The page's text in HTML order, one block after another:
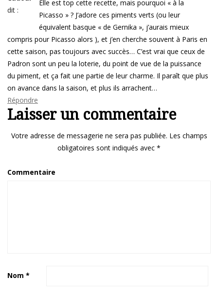
dit :
Elle est top cette recette, mais pourquoi « à la
Picasso » ? J’adore ces piments verts (ou leur
équivalent basque « de Gernika », j’aurais mieux
compris pour Picasso alors ), et j’en cherche souvent à Paris en
cette saison, pas toujours avec succès… C’est vrai que ceux de
Padron sont un peu la loterie, du point de vue de la puissance
du piment, et ça fait une partie de leur charme. Il paraît que plus
on avance dans la saison, et plus ils arrachent…
Répondre
Laisser un commentaire
Votre adresse de messagerie ne sera pas publiée. Les champs
obligatoires sont indiqués avec *
Commentaire
Nom *